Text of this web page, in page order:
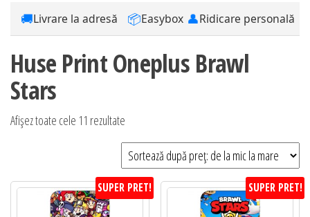
🚚Livrare la adresă 📦Easybox 👤Ridicare personală
Huse Print Oneplus Brawl
Stars
Afișez toate cele 11 rezultate
după
preț:
de
la
SUPER PRET! SUPER PRET!